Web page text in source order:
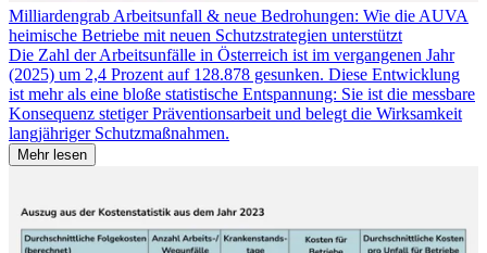
Milliardengrab Arbeitsunfall & neue Bedrohungen: Wie die AUVA
heimische Betriebe mit neuen Schutzstrategien unterstützt
Die Zahl der Arbeitsunfälle in Österreich ist im vergangenen Jahr
(2025) um 2,4 Prozent auf 128.878 gesunken. Diese Entwicklung
ist mehr als eine bloße statistische Entspannung: Sie ist die messbare
Konsequenz stetiger Präventionsarbeit und belegt die Wirksamkeit
langjähriger Schutzmaßnahmen.
Mehr lesen